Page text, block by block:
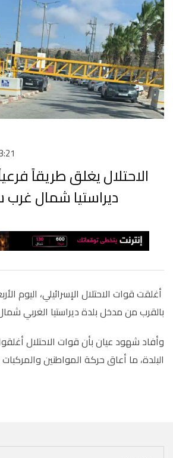
الاحتلال يغلق طريقاً
ديراستيا شمال
أغلقت قوات الاحتلال الإسرائيلي، اليوم
بالقرب من مدخل بلدة ديراستيا الغربي
وأفاد شهود عيان بأن قوات الاحتلال
البلدة، ما أعاق حركة المواطنين